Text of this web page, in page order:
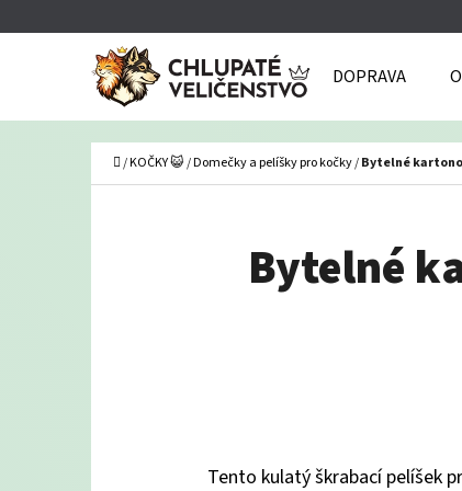
DOPRAVA
Domů
/KOČKY 😺/Domečky a pelíšky pro kočky/Bytelné
Bytelné
Tento kulatý škrabací pelíšek
Í
Zpět
obchodu
Zpět
obchodu